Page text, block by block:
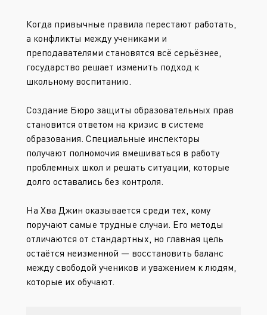
Когда привычные правила перестают работать,
а конфликты между учениками и
преподавателями становятся всё серьёзнее,
государство решает изменить подход к
школьному воспитанию.
Создание Бюро защиты образовательных прав
становится ответом на кризис в системе
образования. Специальные инспекторы
получают полномочия вмешиваться в работу
проблемных школ и решать ситуации, которые
долго оставались без контроля.
На Хва Джин оказывается среди тех, кому
поручают самые трудные случаи. Его методы
отличаются от стандартных, но главная цель
остаётся неизменной — восстановить баланс
между свободой учеников и уважением к людям,
которые их обучают.